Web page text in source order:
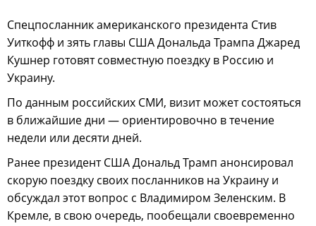
Спецпосланник американского президента Стив
Уиткофф и зять главы США Дональда Трампа Джаред
Кушнер готовят совместную поездку в Россию и
Украину.
По данным российских СМИ, визит может состояться
в ближайшие дни — ориентировочно в течение
недели или десяти дней.
Ранее президент США Дональд Трамп анонсировал
скорую поездку своих посланников на Украину и
обсуждал этот вопрос с Владимиром Зеленским. В
Кремле, в свою очередь, пообещали своевременно